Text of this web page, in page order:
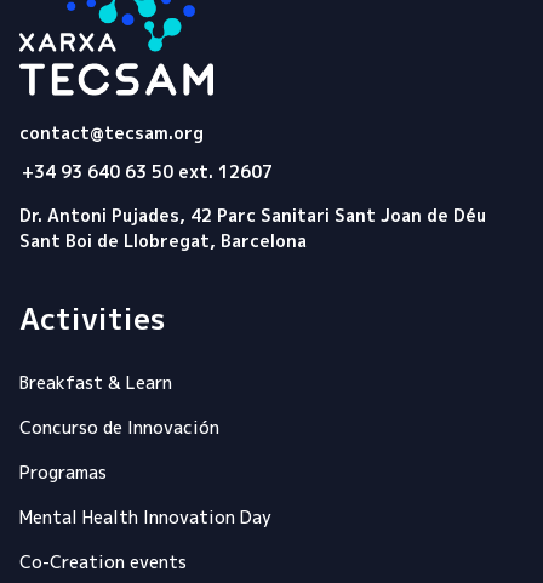
contact@tecsam.org
+34 93 640 63 50 ext. 12607
Dr. Antoni Pujades, 42 Parc Sanitari Sant Joan de Déu
Sant Boi de Llobregat, Barcelona
Activities
Breakfast & Learn
Concurso de Innovación
Programas
Mental Health Innovation Day
Co-Creation events